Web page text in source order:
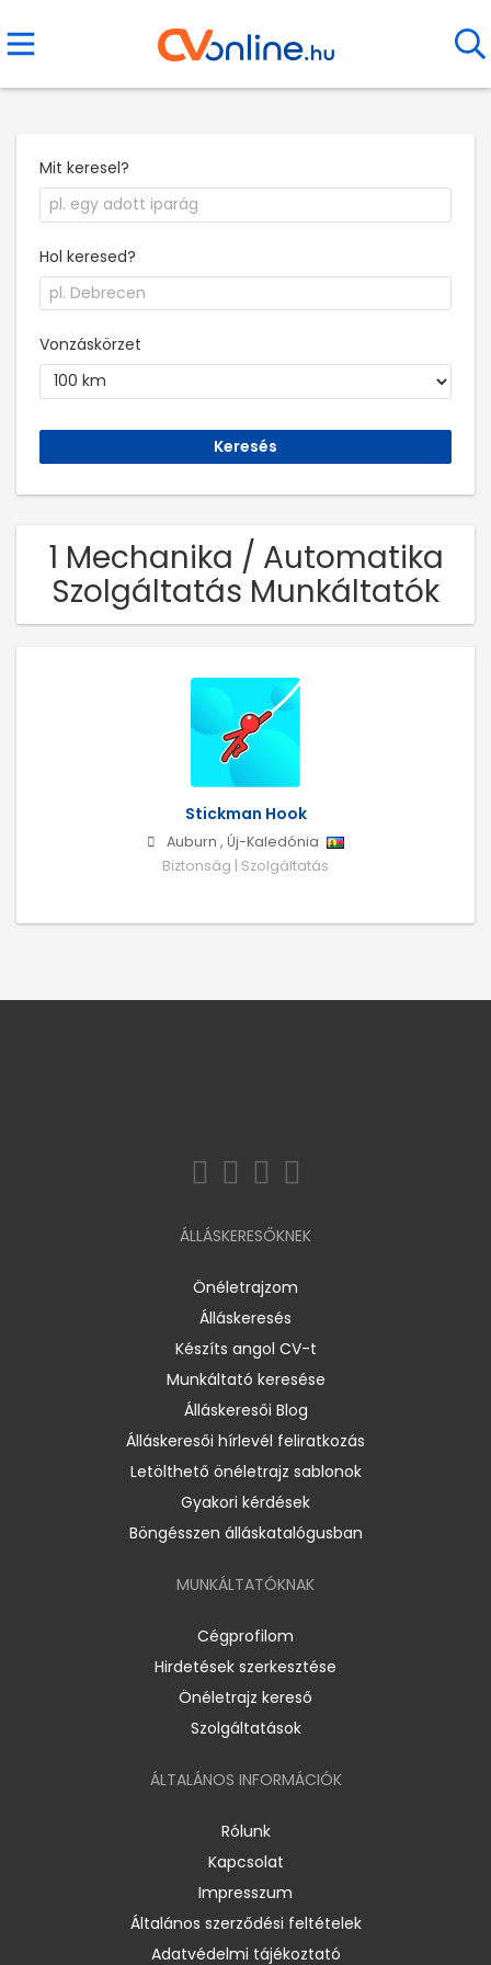
Mit keresel?
Hol keresed?
Vonzáskörzet
1 Mechanika / Automatika
Szolgáltatás Munkáltatók
Stickman Hook
Auburn , Új-Kaledónia
Biztonság | Szolgáltatás
ÁLLÁSKERESŐKNEK
Önéletrajzom
Álláskeresés
Készíts angol CV-t
Munkáltató keresése
Álláskeresői Blog
Álláskeresői hírlevél feliratkozás
Letölthető önéletrajz sablonok
Gyakori kérdések
Böngésszen álláskatalógusban
MUNKÁLTATÓKNAK
Cégprofilom
Hirdetések szerkesztése
Önéletrajz kereső
Szolgáltatások
ÁLTALÁNOS INFORMÁCIÓK
Rólunk
Kapcsolat
Impresszum
Általános szerződési feltételek
Adatvédelmi tájékoztató